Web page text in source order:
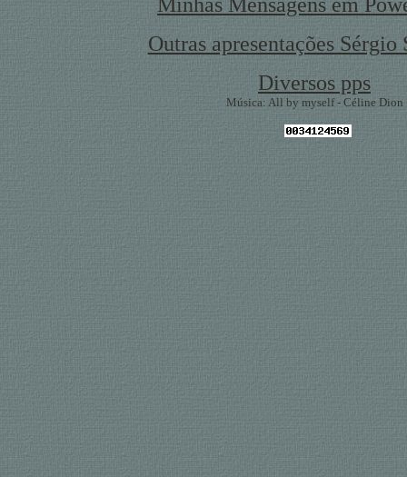
Outras apresentações
Diversos pps
Música: All by myself - Céline Dion